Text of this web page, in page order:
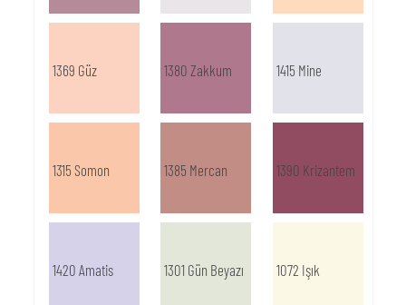
1369 Güz 1380 Zakkum 1415 Mine
1315 Somon 1385 Mercan 1390 Krizantem
1420 Amatis 1301 Gün Beyazı 1072 Işık